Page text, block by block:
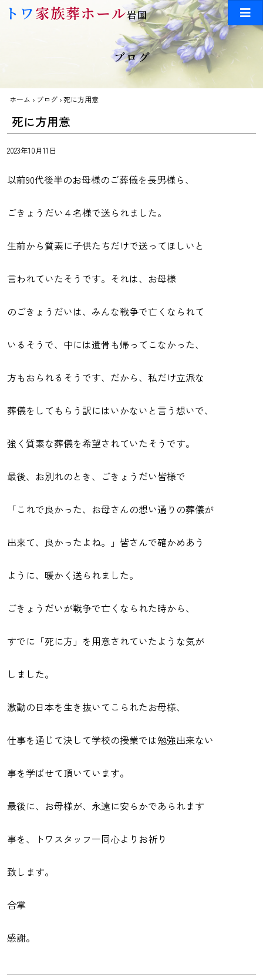
Skip to main content
トワ家族葬ホール岩国
ブログ
ホーム › ブログ ›死に方用意
死に方用意
2023年10月11日
以前90代後半のお母様のご葬儀を長男様ら、
ごきょうだい４名様で送られました。
生前から質素に子供たちだけで送ってほしいと
言われていたそうです。それは、お母様
のごきょうだいは、みんな戦争で亡くなられて
いるそうで、中には遺骨も帰ってこなかった、
方もおられるそうです、だから、私だけ立派な
葬儀をしてもらう訳にはいかないと言う想いで、
強く質素な葬儀を希望されていたそうです。
最後、お別れのとき、ごきょうだい皆様で
「これで良かった、お母さんの想い通りの葬儀が
出来て、良かったよね。」皆さんで確かめあう
ように、暖かく送られました。
ごきょうだいが戦争で亡くなられた時から、
すでに「死に方」を用意されていたような気が
しました。
激動の日本を生き抜いてこられたお母様、
仕事を通じて決して学校の授業では勉強出来ない
事を学ばせて頂いています。
最後に、お母様が、永遠に安らかであられます
事を、トワスタッフ一同心よりお祈り
致します。
合掌
感謝。